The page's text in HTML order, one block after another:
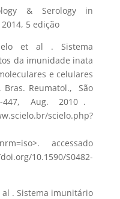
& Serology in
5 edição
et al . Sistema
da imunidade inata
e celulares
Bras. Reumatol., São
447, Aug. 2010 .
scielo.php?
accessado
10.1590/S0482-
al . Sistema imunitário